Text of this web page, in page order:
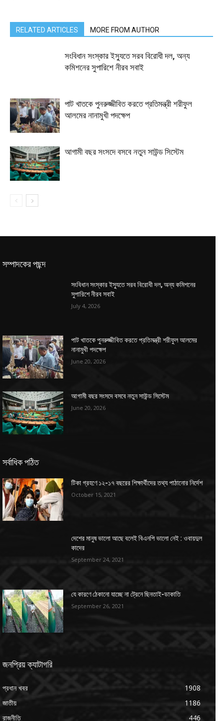
RELATED ARTICLES MORE FROM AUTHOR
সংবিধান সংস্কার ইস্যুতে সরব বিরোধী দল, অন্য
কমিশনের সুপারিশে নীরব সবাই
পাট খাতকে পুনরুজ্জীবিত করতে প্রতিমন্ত্রী শরীফুল
আলমের নানামুখী পদক্ষেপ
আগামী বছর সংসদে বসবে নতুন সাউন্ড সিস্টেম
সম্পাদকের পছন্দ
সংবিধান সংস্কার ইস্যুতে সরব বিরোধী দল, অন্য কমিশনের
সুপারিশে নীরব সবাই
July 4, 2026
পাট খাতকে পুনরুজ্জীবিত করতে প্রতিমন্ত্রী শরীফুল আলমের
নানামুখী পদক্ষেপ
June 20, 2026
আগামী বছর সংসদে বসবে নতুন সাউন্ড সিস্টেম
June 20, 2026
সর্বাধিক পঠিত
টিকা গ্রহণে ১২-১৭ বছরের শিক্ষার্থীদের তথ্য পাঠানোর নির্দেশ
October 15, 2021
দেশের মানুষ ভালো আছে বলেই বিএনপি ভালো নেই : ওবায়দুল
কাদের
September 24, 2021
যে কারণে ঠেকানো যাচ্ছে না ট্রেনে ছিনতাই-ডাকাতি
September 26, 2021
জনপ্রিয় ক্যাটাগরি
প্রধান খবর
1908
জাতীয়
1186
রাজনীতি
446